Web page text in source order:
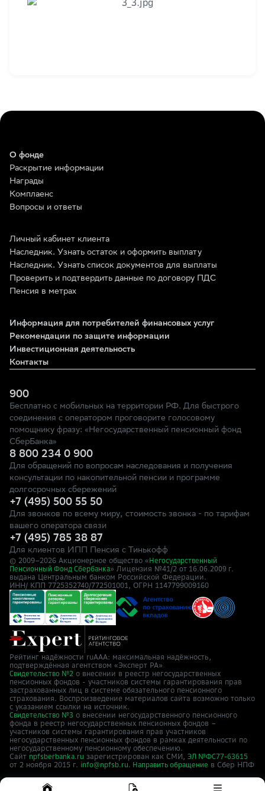
О фонде
Раскрытие информации
Награды
Комплаенс
Вопросы и ответы
Личный кабинет клиента
Наследник. Узнать остаток и оформить выплату
Наследник. Узнать список документов для выплаты
Проверить и подтвердить данные по договору ПДС
Пенсия в метрах
Информация для потребителей финансовых услуг
Рекомендации по защите информации
Инвестиционная деятельность
Контакты
900
Бесплатно с мобильных на территории РФ. Для быстрого
соединения с оператором проговорите голосовому
помощнику фразу: «Негосударственный пенсионный фонд
СберБанка»
8 800 234 0 900
Для обращений по вопросам наследования и получения
консультации по накопительной пенсии и программе
долгосрочных сбережений
+7 (495) 500 55 50
Для звонков по всему миру, стоимость звонка - по тарифам
вашего оператора связи
+7 (495) 785 38 87
Для клиентов ИПП Пенсия с Тинькофф
© 2009–2026 Акционерное общество « Негосударственный
Пенсионный Фонд Сбербанка» Лицензия №41/2 от 16.06.2009 г.
выдана Центральным банком Российской Федерации.
ИНН/ КПП 7725352740/772501001, ОГРН 1147799009160
Рейтинг надёжности ruAAA: максимальная надёжность,
подтверждённая агентством «Эксперт РА»
Свидетельство №2 о внесении в реестр негосударственных
пенсионных фондов - участников системы гарантирования прав
застрахованных лиц в системе обязательного пенсионного
страхования. Воспроизведение материалов сайта возможно только
с указанием ссылки на источник.
Свидетельство №3 о внесении негосударственного пенсионного
фонда в реестр негосударственных пенсионных фондов –
участников системы гарантирования прав участников
негосударственных пенсионных фондов в рамках деятельности по
негосударственному пенсионному обеспечению.
Сайт npfsberbanka.ru зарегистрирован как СМИ, ЭЛ №ФС77-63615
от 2 ноября 2015 г. info@npfsb.ru. Направить обращение в Cбер НПФ